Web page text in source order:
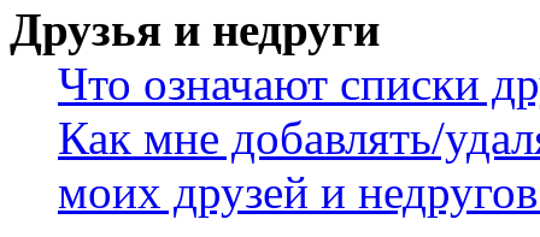
Друзья и недруги
Что означают списки
Как мне добавлять/
моих друзей и